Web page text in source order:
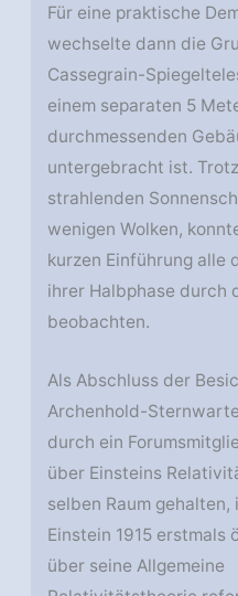
Für eine praktische
wechselte dann die
Cassegrain-
einem separaten 5
durchmessenden
untergebracht ist.
strahlenden
wenigen Wolken,
kurzen Einführung alle
ihrer Halbphase durch
beobachten.
Als Abschluss der
Archenhold-
durch ein
über Einsteins
selben Raum
Einstein 1915 erstmals
über seine Allgemeine